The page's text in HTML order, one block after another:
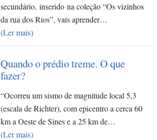
secundário, inserido na coleção “Os vizinhos
da rua dos Rios”, vais aprender…
(Ler mais)
Quando o prédio treme. O que
fazer?
“Ocorreu um sismo de magnitude local 5,3
(escala de Richter), com epicentro a cerca 60
km a Oeste de Sines e a 25 km de…
(Ler mais)